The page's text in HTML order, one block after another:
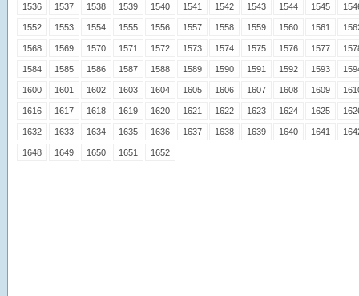
1536 1537 1538 1539 1540 1541 1542 1543 1544 1545
1552 1553 1554 1555 1556 1557 1558 1559 1560 1561
1568 1569 1570 1571 1572 1573 1574 1575 1576 1577
1584 1585 1586 1587 1588 1589 1590 1591 1592 1593
1600 1601 1602 1603 1604 1605 1606 1607 1608 1609
1616 1617 1618 1619 1620 1621 1622 1623 1624 1625
1632 1633 1634 1635 1636 1637 1638 1639 1640 1641
1648 1649 1650 1651 1652